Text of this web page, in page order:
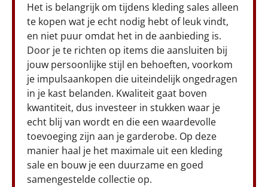
Het is belangrijk om tijdens kleding sales alleen
te kopen wat je echt nodig hebt of leuk vindt,
en niet puur omdat het in de aanbieding is.
Door je te richten op items die aansluiten bij
jouw persoonlijke stijl en behoeften, voorkom
je impulsaankopen die uiteindelijk ongedragen
in je kast belanden. Kwaliteit gaat boven
kwantiteit, dus investeer in stukken waar je
echt blij van wordt en die een waardevolle
toevoeging zijn aan je garderobe. Op deze
manier haal je het maximale uit een kleding
sale en bouw je een duurzame en goed
samengestelde collectie op.